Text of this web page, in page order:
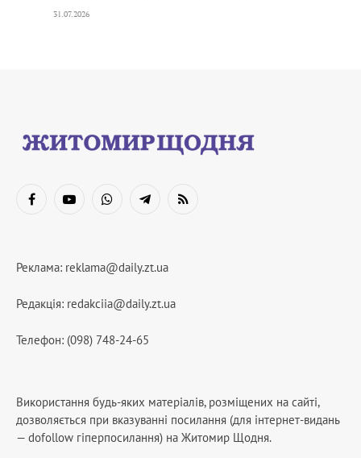
31.07.2026
FacebookYouTubeWhatsAppTelegramRSS
Реклама: reklama@daily.zt.ua
Редакція: redakciia@daily.zt.ua
Телефон: (098) 748-24-65
Використання будь-яких матеріалів, розміщених на сайті,
дозволяється при вказуванні посилання (для інтернет-видань
— dofollow гіперпосилання) на Житомир Щодня.